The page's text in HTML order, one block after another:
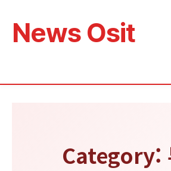
News Osit
Category: